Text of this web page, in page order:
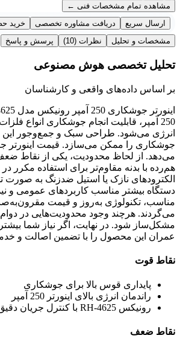
مشاهده تمام مشخصات فنی ←
ارسال سریع
دریافت مشاوره تخصصی
خرید
مشخصات و تحلیل
نظرات (10) پرسش و پاسخ
تحلیل تخصصی هوش مصنوعی
بر اساس داده‌های واقعی و کارشناسان
انرژی می‌شود. طراحی سبک و جمع‌وجور این
می‌دهد. از لحاظ محدودیت، یکی از نقاط ضعف
هم‌رده با بدنه مقاوم‌تر برای استفاده
الکترودهای نازک یا استیل ضدزنگ به
دستگاه بیشتر مناسب کاربردهای عمومی و
مناسب، تکنولوژی به‌روز و قیمت
می‌گردند. هرچند وجود محدودیت‌هایی در
مشکل‌ساز شود. در نهایت، اگر نیاز شما
عمران این محصول را با تضمین اصالت و
نقاط قوت
پایداری قوس بالا برای جوشکاری
راندمان انرژی بالای اینورتر 250 آمپر
رونیکس RH-4625 با کنترل جریان دقیق
نقاط ضعف